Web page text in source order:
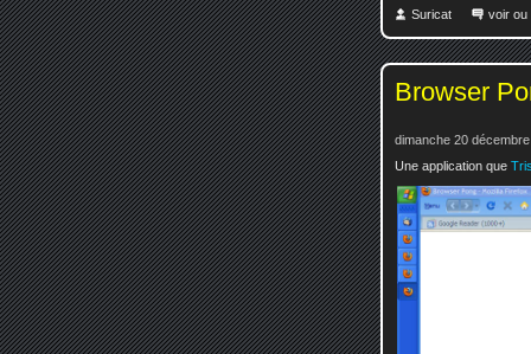
Suricat voir ou
Browser
dimanche 20
Une application que